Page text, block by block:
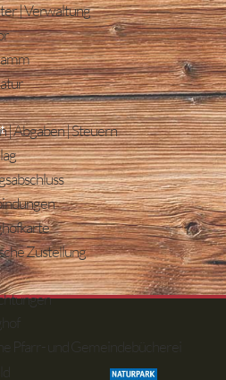
| Verwaltung
| Abgaben | Steuern
Zustellung
Pfarr- und Gemeindebücherei